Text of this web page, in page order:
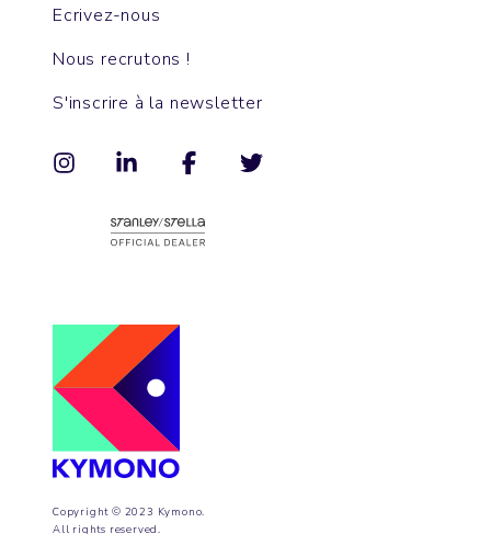
Copyright © 2023 Kymono.
All rights reserved.
Ecrivez-nous
Nous recrutons !
S'inscrire à la newsletter